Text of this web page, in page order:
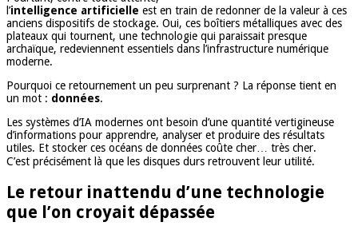
l’intelligence artificielle est en train de redonner de la valeur à ces
anciens dispositifs de stockage. Oui, ces boîtiers métalliques avec des
plateaux qui tournent, une technologie qui paraissait presque
archaïque, redeviennent essentiels dans l’infrastructure numérique
moderne.
Pourquoi ce retournement un peu surprenant ? La réponse tient en
un mot : données.
Les systèmes d’IA modernes ont besoin d’une quantité vertigineuse
d’informations pour apprendre, analyser et produire des résultats
utiles. Et stocker ces océans de données coûte cher… très cher.
C’est précisément là que les disques durs retrouvent leur utilité.
Le retour inattendu d’une technologie
que l’on croyait dépassée